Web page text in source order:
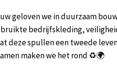
geloven we in duurzaam
bedrijfskleding,
deze spullen een tweede
maken we het rond ♻️🌍